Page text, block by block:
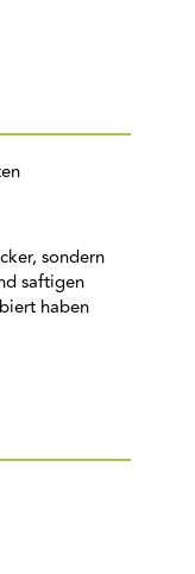
sondern
saftigen
haben